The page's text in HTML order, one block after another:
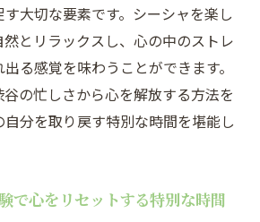
大切な要素です。シーシャを楽し
とリラックスし、心の中のストレ
る感覚を味わうことができます。
の忙しさから心を解放する方法を
分を取り戻す特別な時間を堪能し
で心をリセットする特別な時間